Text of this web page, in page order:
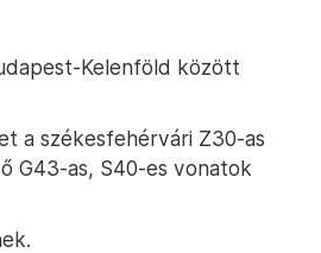
Kelenföld között
a székesfehérvári Z30-as
G43-as, S40-es vonatok